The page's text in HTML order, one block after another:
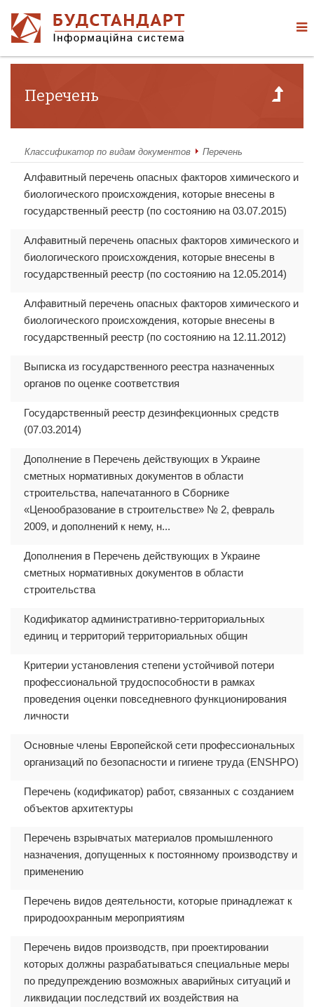
Перечень
Классификатор по видам документов Перечень
Алфавитный перечень опасных факторов химического и
биологического происхождения, которые внесены в
государственный реестр (по состоянию на 03.07.2015)
Алфавитный перечень опасных факторов химического и
биологического происхождения, которые внесены в
государственный реестр (по состоянию на 12.05.2014)
Алфавитный перечень опасных факторов химического и
биологического происхождения, которые внесены в
государственный реестр (по состоянию на 12.11.2012)
Выписка из государственного реестра назначенных
органов по оценке соответствия
Государственный реестр дезинфекционных средств
(07.03.2014)
Дополнение в Перечень действующих в Украине
сметных нормативных документов в области
строительства, напечатанного в Сборнике
«Ценообразование в строительстве» № 2, февраль
2009, и дополнений к нему, н...
Дополнения в Перечень действующих в Украине
сметных нормативных документов в области
строительства
Кодификатор административно-территориальных
единиц и территорий территориальных общин
Критерии установления степени устойчивой потери
профессиональной трудоспособности в рамках
проведения оценки повседневного функционирования
личности
Основные члены Европейской сети профессиональных
организаций по безопасности и гигиене труда (ENSHPO)
Перечень (кодификатор) работ, связанных с созданием
объектов архитектуры
Перечень взрывчатых материалов промышленного
назначения, допущенных к постоянному производству и
применению
Перечень видов деятельности, которые принадлежат к
природоохранным мероприятиям
Перечень видов производств, при проектировании
которых должны разрабатываться специальные меры
по предупреждению возможных аварийных ситуаций и
ликвидации последствий их воздействия на